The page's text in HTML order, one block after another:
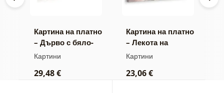
Картина на платно
– Дърво с бяло-
златни цветя
Картини
29,48 €
Картина на платно
– Лекота на
цветни вълни
Картини
23,06 €